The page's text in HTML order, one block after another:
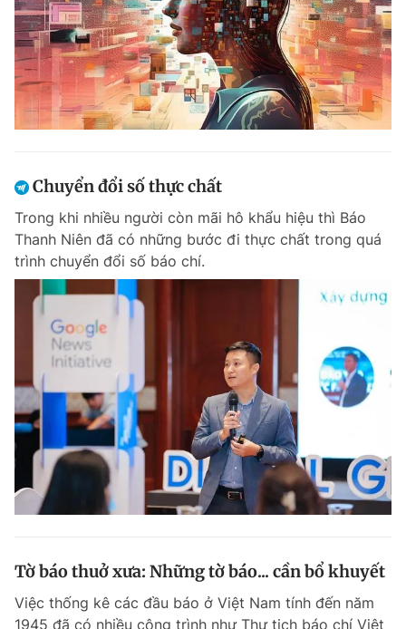
Chuyển đổi số thực chất
Trong khi nhiều người còn mãi hô khẩu hiệu thì Báo
Thanh Niên đã có những bước đi thực chất trong quá
trình chuyển đổi số báo chí.
Tờ báo thuở xưa: Những tờ báo... cần bổ khuyết
Việc thống kê các đầu báo ở Việt Nam tính đến năm
1945 đã có nhiều công trình như Thư tịch báo chí Việt